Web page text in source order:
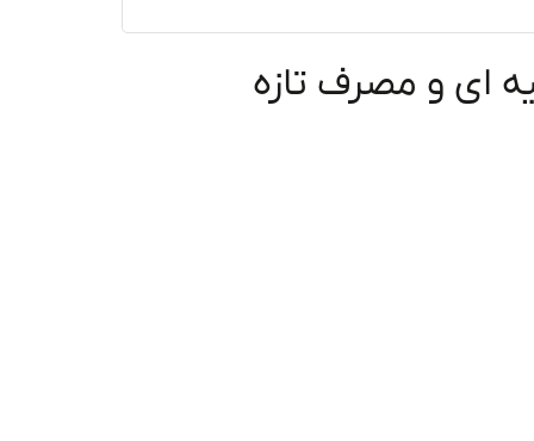
ای و مصرف تازه